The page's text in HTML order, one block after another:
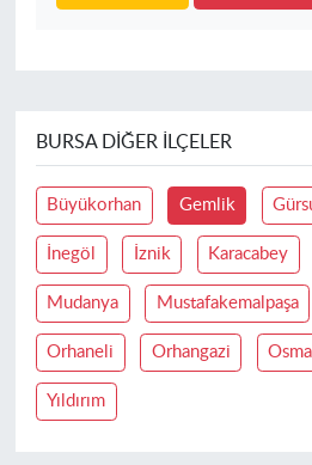
BURSA DIĞER İLÇELER
Büyükorhan Gemlik
İnegöl İznik Karacabey
Mudanya Mustafakemalpaşa
Orhaneli Orhangazi
Yıldırım